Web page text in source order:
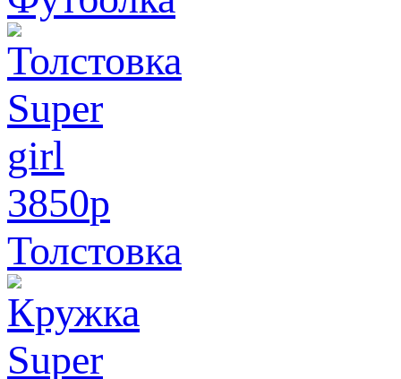
3850p
Толстовка